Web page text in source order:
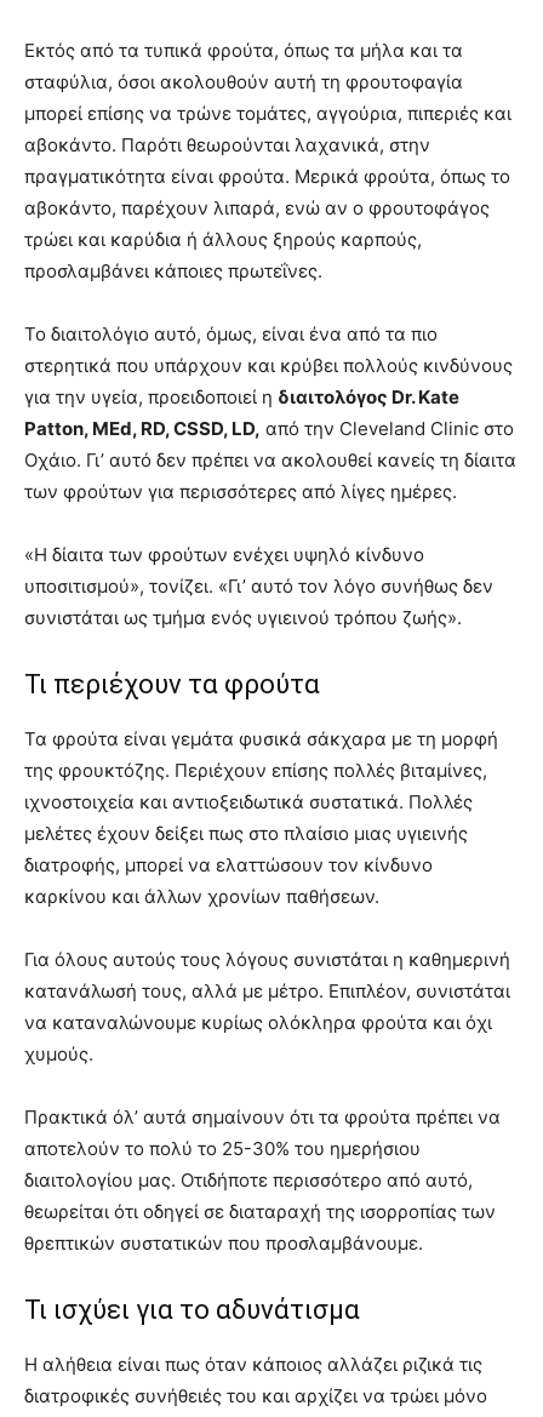
Εκτός από τα τυπικά φρούτα, όπως τα μήλα και τα
σταφύλια, όσοι ακολουθούν αυτή τη φρουτοφαγία
μπορεί επίσης να τρώνε τομάτες, αγγούρια, πιπεριές και
αβοκάντο. Παρότι θεωρούνται λαχανικά, στην
πραγματικότητα είναι φρούτα. Μερικά φρούτα, όπως το
αβοκάντο, παρέχουν λιπαρά, ενώ αν ο φρουτοφάγος
τρώει και καρύδια ή άλλους ξηρούς καρπούς,
προσλαμβάνει κάποιες πρωτεΐνες.
Το διαιτολόγιο αυτό, όμως, είναι ένα από τα πιο
στερητικά που υπάρχουν και κρύβει πολλούς κινδύνους
για την υγεία, προειδοποιεί η διαιτολόγος Dr. Kate
Patton, MEd, RD, CSSD, LD, από την Cleveland Clinic στο
Οχάιο. Γι’ αυτό δεν πρέπει να ακολουθεί κανείς τη δίαιτα
των φρούτων για περισσότερες από λίγες ημέρες.
«Η δίαιτα των φρούτων ενέχει υψηλό κίνδυνο
υποσιτισμού», τονίζει. «Γι’ αυτό τον λόγο συνήθως δεν
συνιστάται ως τμήμα ενός υγιεινού τρόπου ζωής».
Τι περιέχουν τα φρούτα
Τα φρούτα είναι γεμάτα φυσικά σάκχαρα με τη μορφή
της φρουκτόζης. Περιέχουν επίσης πολλές βιταμίνες,
ιχνοστοιχεία και αντιοξειδωτικά συστατικά. Πολλές
μελέτες έχουν δείξει πως στο πλαίσιο μιας υγιεινής
διατροφής, μπορεί να ελαττώσουν τον κίνδυνο
καρκίνου και άλλων χρονίων παθήσεων.
Για όλους αυτούς τους λόγους συνιστάται η καθημερινή
κατανάλωσή τους, αλλά με μέτρο. Επιπλέον, συνιστάται
να καταναλώνουμε κυρίως ολόκληρα φρούτα και όχι
χυμούς.
Πρακτικά όλ’ αυτά σημαίνουν ότι τα φρούτα πρέπει να
αποτελούν το πολύ το 25-30% του ημερήσιου
διαιτολογίου μας. Οτιδήποτε περισσότερο από αυτό,
θεωρείται ότι οδηγεί σε διαταραχή της ισορροπίας των
θρεπτικών συστατικών που προσλαμβάνουμε.
Τι ισχύει για το αδυνάτισμα
Η αλήθεια είναι πως όταν κάποιος αλλάζει ριζικά τις
διατροφικές συνήθειές του και αρχίζει να τρώει μόνο